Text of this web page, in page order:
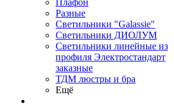
Плафон
Разные
Светильники "Galassie"
Светильники ДИОЛУМ
Светильники линейные из
профиля Электростандарт
заказные
ТДМ люстры и бра
Ещё